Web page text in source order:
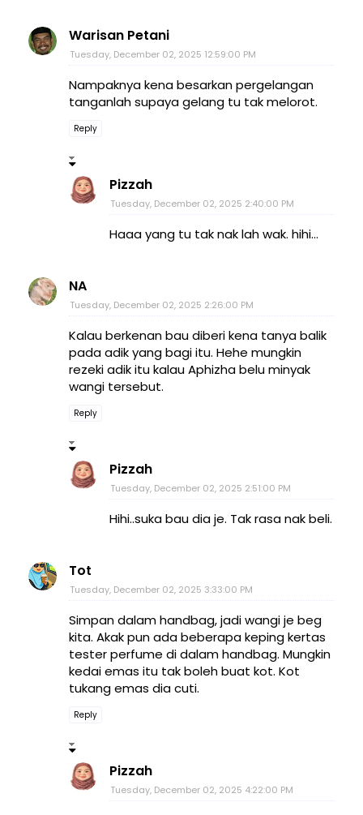
Warisan Petani
Tuesday, December 02, 2025 12:59:00 PM
Nampaknya kena besarkan pergelangan
tanganlah supaya gelang tu tak melorot.
Reply
Pizzah
Tuesday, December 02, 2025 2:40:00 PM
Haaa yang tu tak nak lah wak. hihi...
NA
Tuesday, December 02, 2025 2:26:00 PM
Kalau berkenan bau diberi kena tanya balik
pada adik yang bagi itu. Hehe mungkin
rezeki adik itu kalau Aphizha belu minyak
wangi tersebut.
Reply
Pizzah
Tuesday, December 02, 2025 2:51:00 PM
Hihi..suka bau dia je. Tak rasa nak beli.
Tot
Tuesday, December 02, 2025 3:33:00 PM
Simpan dalam handbag, jadi wangi je beg
kita. Akak pun ada beberapa keping kertas
tester perfume di dalam handbag. Mungkin
kedai emas itu tak boleh buat kot. Kot
tukang emas dia cuti.
Reply
Pizzah
Tuesday, December 02, 2025 4:22:00 PM